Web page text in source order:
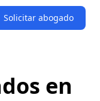
Solicitar abogado
en